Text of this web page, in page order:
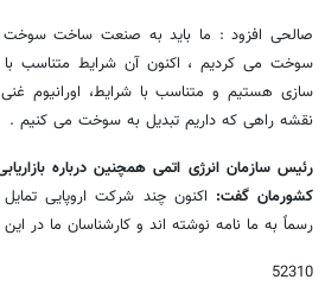
صالحی افزود : ما باید به صنعت ساخت سوخت
سوخت می کردیم ، اکنون آن شرایط متناسب
سازی هستیم و متناسب با شرایط، اورانیوم
نقشه راهی که داریم تبدیل به سوخت می کنیم .
رئیس سازمان انرژی اتمی همچنین درباره
کشورمان گفت: اکنون چند شرکت اروپایی
رسماً به ما نامه نوشته اند و کارشناسان ما در این
52310